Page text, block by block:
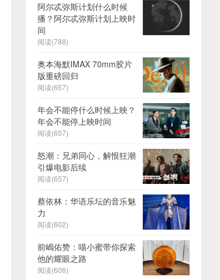
阿尔忒弥斯计划什么时候
播？阿尔忒弥斯计划上映时
间
阅读(788)
奥本海默IMAX 70mm胶片
版重磅回归
阅读(657)
年会不能停什么时候上映？
年会不能停上映时间
阅读(657)
怒潮：兄弟同心，解恨狂潮
引爆电影后续
阅读(657)
蔡依林：华语乐坛的音乐魅
力
阅读(602)
前嶋佑赞：喵小蜜带你探索
他的耀眼之路
阅读(606)